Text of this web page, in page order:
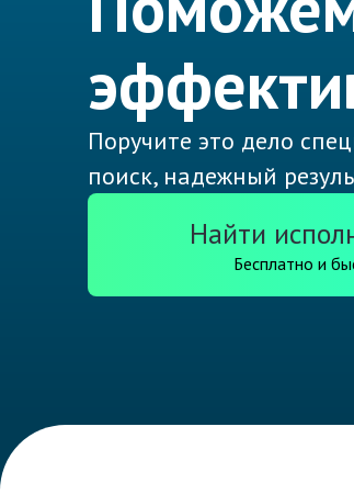
Поручите это дело
поиск, надежный
Найти
Бесплатно и